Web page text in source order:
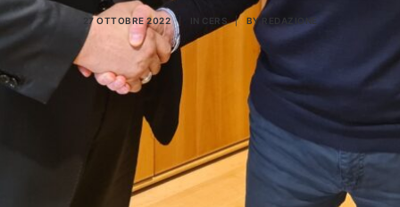
27 OTTOBRE 2022 IN CERS | BY REDAZIONE